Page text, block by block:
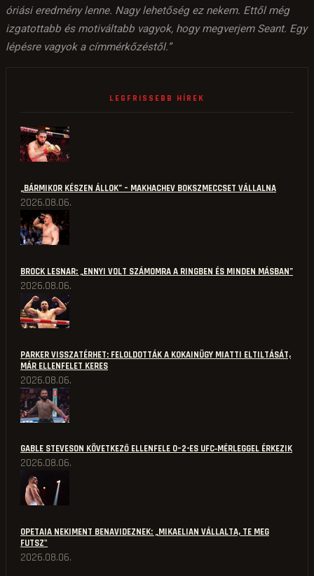
óriási eredmény lenne. Nagy lehetőség ez nekem. Ettől még
izgatottabb és motiváltabb vagyok, hogy megverjem Seant. Egy
lépésre vagyok a címmérkőzéstől.”
LEGFRISSEBB HÍREK
„BÁRMIKOR KÉSZEN ÁLLOK” – MAKHACHEV BOKSZMECCSET VÁLLALNA
2026.08.06.
BROCK LESNAR: „ENNYI VOLT SZÁMOMRA A RINGBEN ÉS MINDEN MÁSBAN”
2026.08.06.
PARKER VISSZATÉRHET: FELOLDOTTÁK A KOKAINÜGY MIATTI ELTILTÁSÁT,
MÁR ELLENFELET KERES
2026.08.06.
GABLE STEVESON KÖVETKEZŐ ELLENFELE 0–2-ES UFC‑MÉRLEGGEL ÉRKEZIK
2026.08.06.
OPETAIA NEKIMENT BENAVIDEZNEK: „MIKAELIAN VÁLLALTA, TE MEG
FUTSZ"
2026.08.06.